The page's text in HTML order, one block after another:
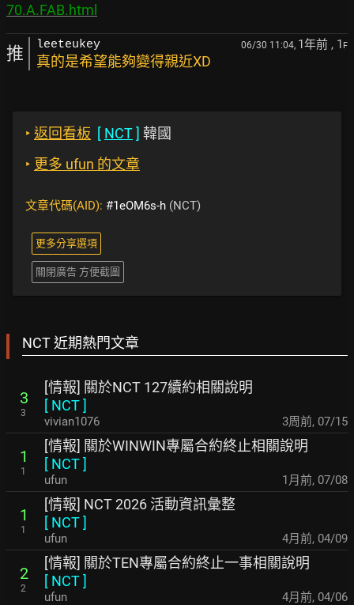
70.A.FAB.html
推 leeteukey 06/30 11:04, 1年前 , 1 F
真的是希望能夠變得親近XD
‣ 返回看板 [ NCT] 韓國
‣ 更多 ufun 的文章
文章代碼(AID): #1eOM6s-h (NCT)
更多分享選項
關閉廣告 方便截圖
NCT 近期熱門文章
3
3
[情報] 關於NCT 127續約相關說明
[ NCT]
vivian1076 3周前, 07/15
1
1
[情報] 關於WINWIN專屬合約終止相關說明
[ NCT]
ufun 1月前, 07/08
1
1
[情報] NCT 2026 活動資訊彙整
[ NCT]
ufun 4月前, 04/09
2
2
[情報] 關於TEN專屬合約終止一事相關說明
[ NCT]
ufun 4月前, 04/06